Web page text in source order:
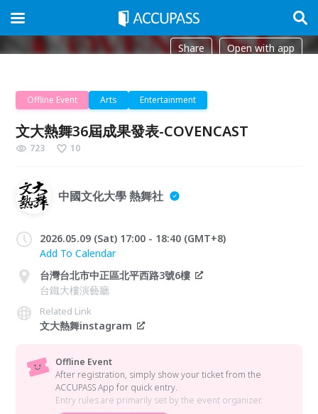
Share Open with app
Offline Event Arts Entertainment
文大熱舞36屆成果發表-COVENCAST
723 10
中國文化大學 熱舞社
2026.05.09 (Sat) 17:00 - 18:40 (GMT+8)
Add To Calendar
台灣台北市中正區北平西路3號6樓
台鐵大樓演藝廳
Related Link
文大熱舞instagram
Offline Event
After registration, simply show your ticket from the
ACCUPASS App for quick entry.
Entry rules are primarily set by the event organizer.